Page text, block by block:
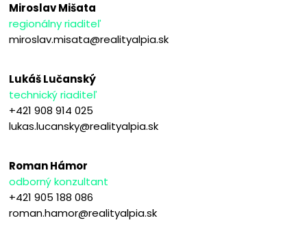
Miroslav Mišata
regionálny riaditeľ
miroslav.misata@realityalpia.sk
Lukáš Lučanský
technický riaditeľ
+421 908 914 025
lukas.lucansky@realityalpia.sk
Roman Hámor
odborný konzultant
+421 905 188 086
roman.hamor@realityalpia.sk